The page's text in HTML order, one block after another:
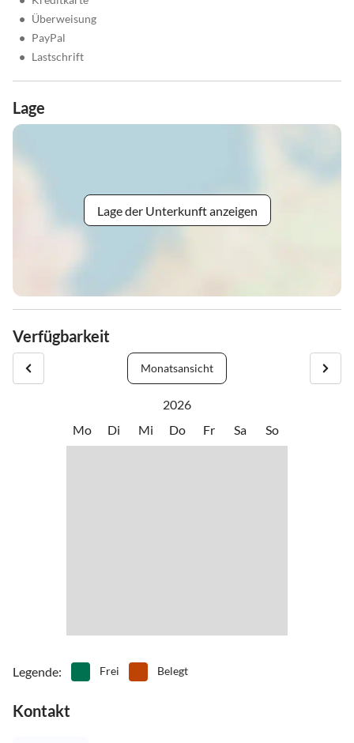
• Überweisung
• PayPal
• Lastschrift
Lage
Lage der Unterkunft anzeigen
Verfügbarkeit
Monatsansicht
2026
Mo
Di Mi Do Fr Sa So
Legende: Frei Belegt
Kontakt